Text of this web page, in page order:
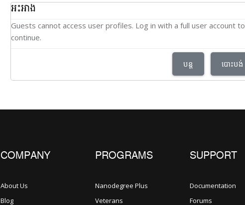
អះអាង
Guests cannot access user profiles. Log in with a full user account to
continue.
បន្ត បោះបង់
COMPANY
About Us
Blog
PROGRAMS
Nanodegree Plus
Veterans
SUPPORT
Documentation
Forums